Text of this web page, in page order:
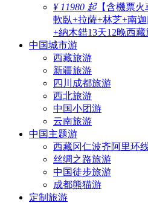
¥ 11980 起【含機票火
軟臥+拉薩+林芝+南
+納木錯13天12晚西藏
中国城市游
西藏旅游
新疆旅游
四川成都旅游
西北旅游
中国小团游
云南旅游
中国主题游
西藏冈仁波齐阿里环
丝绸之路旅游
中国徒步旅游
成都熊猫游
定制旅游